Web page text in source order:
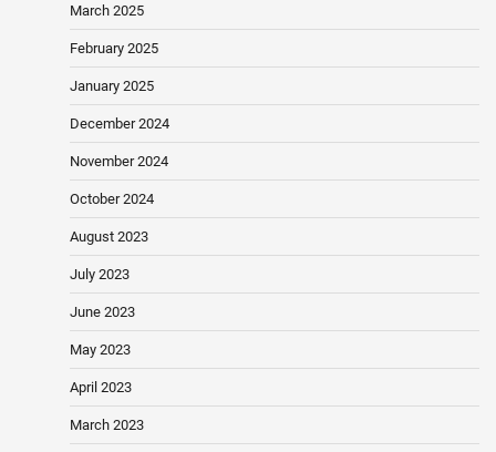
March 2025
February 2025
January 2025
December 2024
November 2024
October 2024
August 2023
July 2023
June 2023
May 2023
April 2023
March 2023